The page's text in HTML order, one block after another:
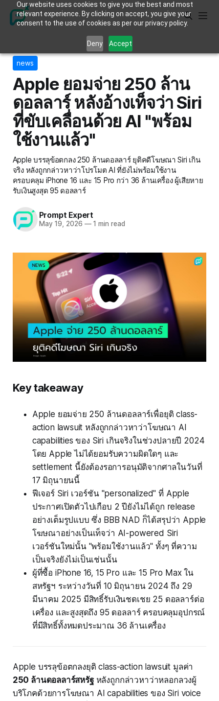
Our website uses cookies to give you the best and most
relevant experience. By clicking on accept, you give your
consent to the use of cookies as per our privacy policy.
Deny Accept
news
Apple ยอมจ่าย 250 ล้าน
ดอลลาร์ หลังอ้างเท็จว่า Siri
ที่ขับเคลื่อนด้วย AI "พร้อม
ใช้งานแล้ว"
Apple บรรลุข้อตกลง 250 ล้านดอลลาร์ ยุติคดีโฆษณา Siri เกิน
จริง หลังถูกกล่าวหาว่าโปรโมต AI ที่ยังไม่พร้อมใช้งาน
ครอบคลุม iPhone 16 และ 15 Pro กว่า 36 ล้านเครื่อง ผู้เสียหาย
รับเงินสูงสุด 95 ดอลลาร์
Prompt Expert
May 19, 2026 —1 min read
Key takeaway
Apple ยอมจ่าย 250 ล้านดอลลาร์เพื่อยุติ class-
action lawsuit หลังถูกกล่าวหาว่าโฆษณา AI
capabilities ของ Siri เกินจริงในช่วงปลายปี 2024
โดย Apple ไม่ได้ยอมรับความผิดใดๆ และ
settlement นี้ยังต้องรอการอนุมัติจากศาลในวันที่
17 มิถุนายนนี้
ฟีเจอร์ Siri เวอร์ชัน "personalized" ที่ Apple
ประกาศเปิดตัวไปเกือบ 2 ปียังไม่ได้ถูก release
อย่างเต็มรูปแบบ ซึ่ง BBB NAD ก็ได้สรุปว่า Apple
โฆษณาอย่างเป็นเท็จว่า AI-powered Siri
เวอร์ชันใหม่นั้น "พร้อมใช้งานแล้ว" ทั้งๆ ที่ความ
เป็นจริงยังไม่เป็นเช่นนั้น
ผู้ที่ซื้อ iPhone 16, 15 Pro และ 15 Pro Max ใน
สหรัฐฯ ระหว่างวันที่ 10 มิถุนายน 2024 ถึง 29
มีนาคม 2025 มีสิทธิ์รับเงินชดเชย 25 ดอลลาร์ต่อ
เครื่อง และสูงสุดถึง 95 ดอลลาร์ ครอบคลุมอุปกรณ์
ที่มีสิทธิ์ทั้งหมดประมาณ 36 ล้านเครื่อง
Apple บรรลุข้อตกลงยุติ class-action lawsuit มูลค่า
250 ล้านดอลลาร์สหรัฐหลังถูกกล่าวหาว่าหลอกลวงผู้
บริโภคด้วยการโฆษณา AI capabilities ของ Siri voice